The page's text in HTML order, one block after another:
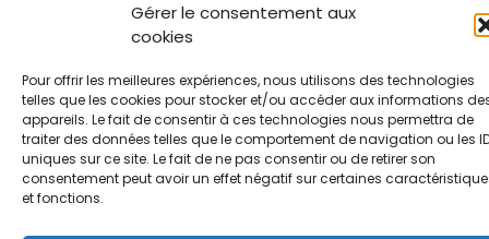
Gérer le consentement aux
cookies
Pour offrir les meilleures expériences, nous utilisons des technologies
telles que les cookies pour stocker et/ou accéder aux informations
appareils. Le fait de consentir à ces technologies nous permettra de
traiter des données telles que le comportement de navigation ou les
uniques sur ce site. Le fait de ne pas consentir ou de retirer son
consentement peut avoir un effet négatif sur certaines
et fonctions.